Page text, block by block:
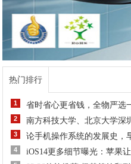
热门排行
1 省时省心更省钱，全物严选
2 南方科技大学、北京大学深
3 论手机操作系统的发展史，
4 iOS14更多细节曝光：苹果